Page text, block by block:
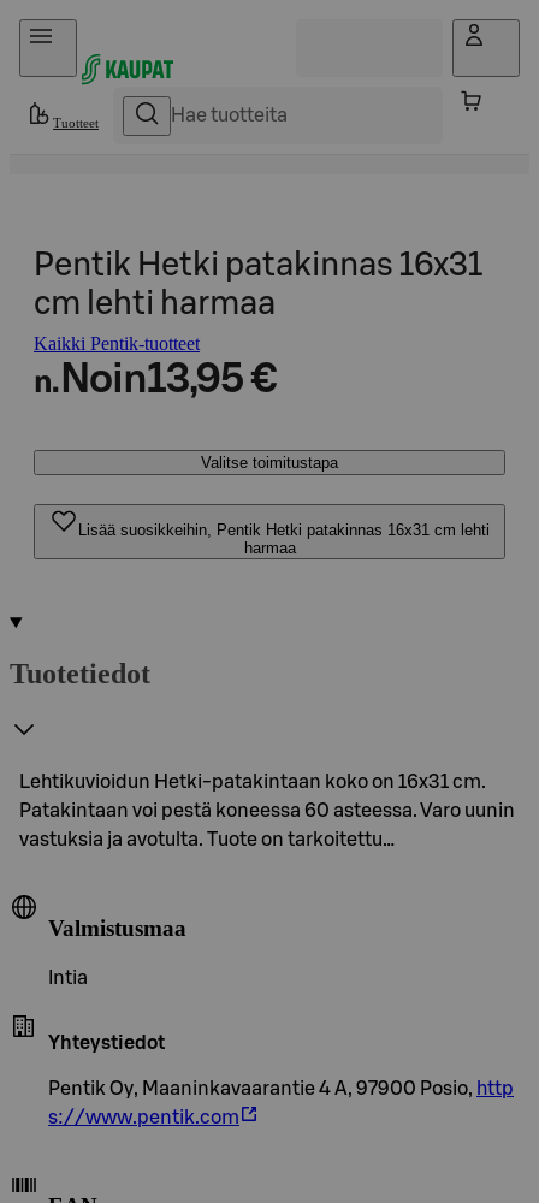
Hyppää sisältöön
Tuotteet
Pentik Hetki patakinnas 16x31
cm lehti harmaa
Kaikki Pentik-tuotteet
n. Noin13,95 €
Valitse toimitustapa
Lisää suosikkeihin, Pentik Hetki patakinnas 16x31 cm lehti
harmaa
Tuotetiedot
Lehtikuvioidun Hetki-patakintaan koko on 16x31 cm.
Patakintaan voi pestä koneessa 60 asteessa. Varo uunin
vastuksia ja avotulta. Tuote on tarkoitettu…
Valmistusmaa
Intia
Yhteystiedot
Pentik Oy, Maaninkavaarantie 4 A, 97900 Posio, http
s://www.pentik.com